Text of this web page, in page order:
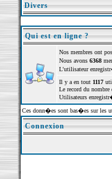
Divers
Qui est en ligne ?
Nos membres ont
Nous avons 6368
L'utilisateur
Il y a en tout 1117
Le record du
Utilisateurs
Ces donn�es sont bas�es sur les
Connexion